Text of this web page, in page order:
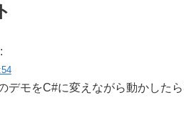
デモをC#に変えながら動かした